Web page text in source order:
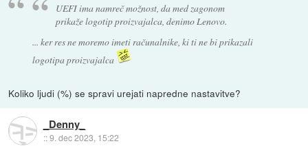
UEFI ima namreč možnost, da med zagonom
prikaže logotip proizvajalca, denimo Lenovo.
... ker res ne moremo imeti računalnike, ki ti ne bi prikazali
logotipa proizvajalca
Koliko ljudi (%) se spravi urejati napredne nastavitve?
_Denny_
::9. dec 2023, 15:22